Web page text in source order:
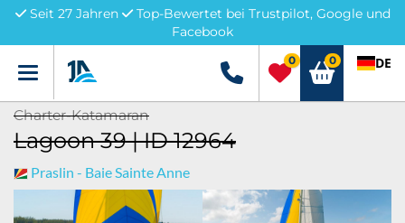
Seit 27 Jahren
Top-Bewertet bei Trustpilot, Google und
Facebook
Menü +49 5741 3222690
0 0 DE
Charter-Katamaran
Lagoon 39 | ID 12964
Praslin - Baie Sainte Anne